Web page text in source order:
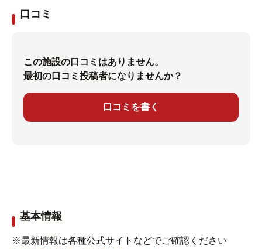
口コミ
この施設の口コミはありません。
最初の口コミ投稿者になりませんか？
口コミを書く
基本情報
※最新情報は各種公式サイトなどでご確認ください